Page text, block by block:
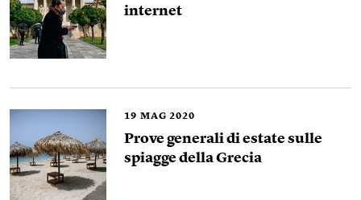
internet
19 MAG 2020
Prove generali di estate sulle
spiagge della Grecia